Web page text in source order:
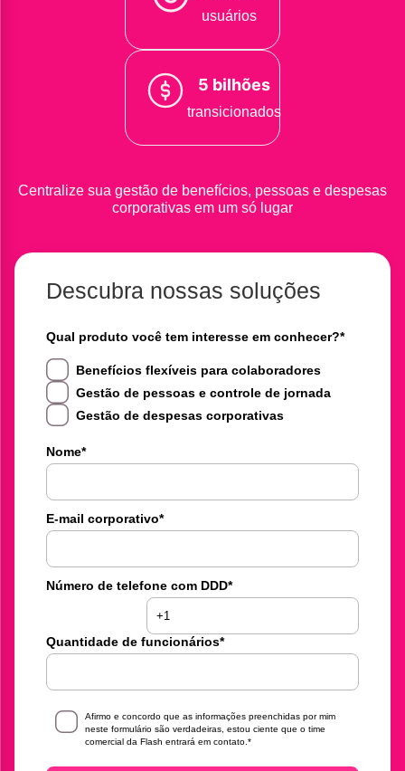
usuários
5 bilhões
transicionados
Centralize sua gestão de benefícios, pessoas e despesas
corporativas em um só lugar
Descubra nossas soluções
Qual produto você tem interesse em conhecer?*
Benefícios flexíveis para colaboradores
Gestão de pessoas e controle de jornada
Gestão de despesas corporativas
Nome*
E-mail corporativo*
Número de telefone com DDD*
Quantidade de funcionários*
Afirmo e concordo que as informações preenchidas por mim
neste formulário são verdadeiras, estou ciente que o time
comercial da Flash entrará em contato. *